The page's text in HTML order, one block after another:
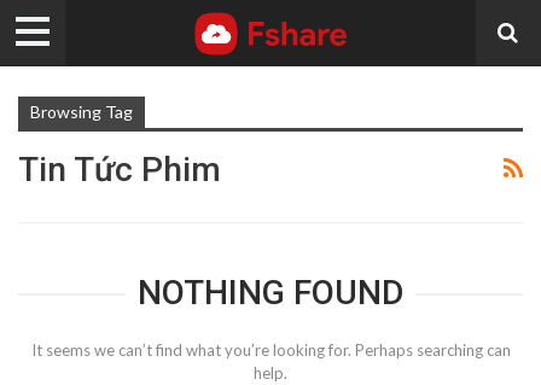
Browsing Tag
Tin Tức Phim
NOTHING FOUND
It seems we can’t find what you’re looking for. Perhaps searching can
help.